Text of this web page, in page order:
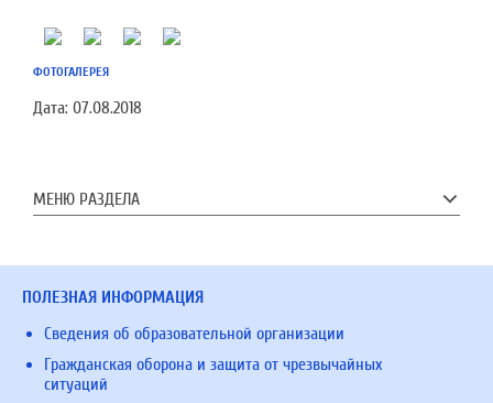
ФОТОГАЛЕРЕЯ
Дата: 07.08.2018
МЕНЮ РАЗДЕЛА
ПОЛЕЗНАЯ ИНФОРМАЦИЯ
Сведения об образовательной организации
Гражданская оборона и защита от чрезвычайных
ситуаций